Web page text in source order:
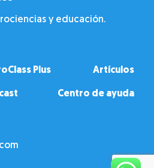
y educación.
Plus Artículos
Centro de ayuda